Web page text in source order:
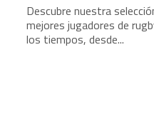
Descubre nuestra
mejores jugadores de
los tiempos, desde...